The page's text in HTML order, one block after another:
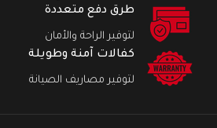
نكون منصة التسوق الرائدة والمميزة في
طرق دفع متعددة
لتوفير الراحة والأمان
كفالات آمنة وطويلة
لتوفير مصاريف الصيانة